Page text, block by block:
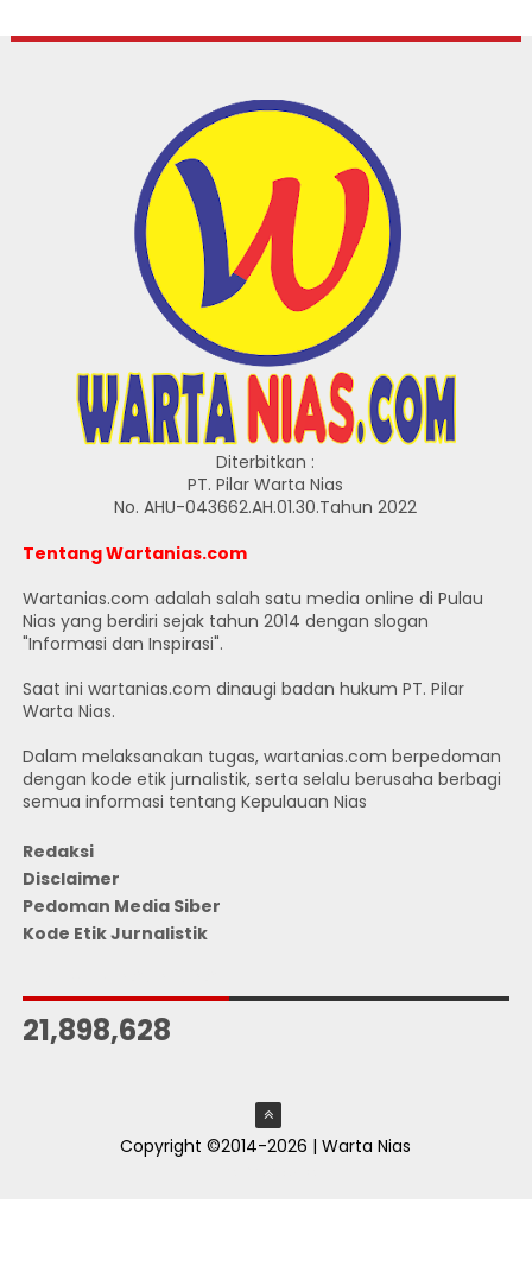
Diterbitkan :
PT. Pilar Warta Nias
No. AHU-043662.AH.01.30.Tahun 2022
Tentang Wartanias.com
Wartanias.com adalah salah satu media online di Pulau
Nias yang berdiri sejak tahun 2014 dengan slogan
"Informasi dan Inspirasi".
Saat ini wartanias.com dinaugi badan hukum PT. Pilar
Warta Nias.
Dalam melaksanakan tugas, wartanias.com berpedoman
dengan kode etik jurnalistik, serta selalu berusaha berbagi
semua informasi tentang Kepulauan Nias
Redaksi
Disclaimer
Pedoman Media Siber
Kode Etik Jurnalistik
21,898,628
Copyright ©2014-2026 | Warta Nias